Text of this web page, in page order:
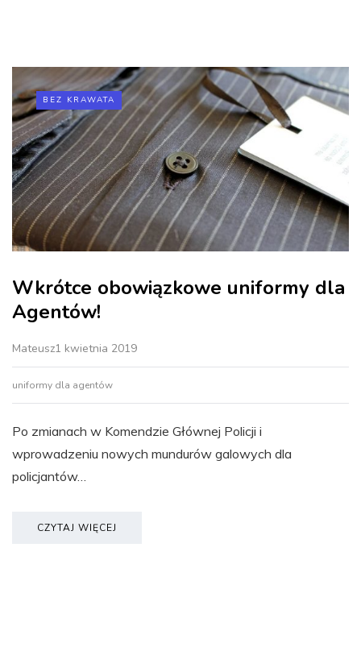
BEZ KRAWATA
Wkrótce obowiązkowe uniformy dla
Agentów!
Mateusz1 kwietnia 2019
uniformy dla agentów
Po zmianach w Komendzie Głównej Policji i
wprowadzeniu nowych mundurów galowych dla
policjantów…
CZYTAJ WIĘCEJ